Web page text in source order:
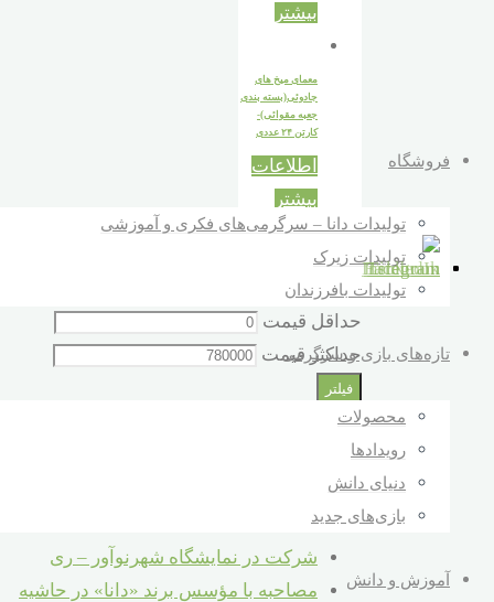
فروشگاه
تولیدات دانا – سرگرمی‌های فکری و آموزشی
تولیدات زیرک
تولیدات بافرزندان
تازه‌های بازی و سرگرمی
محصولات
رویدادها
دنیای دانش
بازی‌های جدید
آموزش و دانش
بیشتر
معمای میخ های
جادوئی(بسته بندی
جعبه مقوائی)-
کارتن ۲۴ عددی
اطلاعات
بیشتر
قیمت :
حداقل قیمت
حداکثر قیمت
فیلتر
جستجو برای :
جستجو
شرکت در نمایشگاه شهرنوآور – ری
مصاحبه با مؤسس برند «دانا» در حاشیه